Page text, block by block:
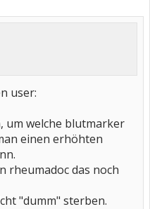
user:
um welche blutmarker
einen erhöhten
rheumadoc das noch
"dumm" sterben.